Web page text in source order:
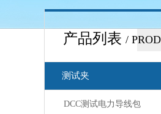
产品列表 /
测试夹
DCC测试电力导线包